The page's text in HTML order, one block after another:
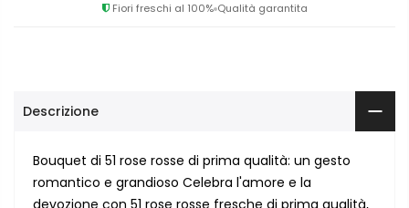
Fiori freschi al 100% Qualità garantita
Descrizione
Bouquet di 51 rose rosse di prima qualità: un gesto
romantico e grandioso Celebra l'amore e la